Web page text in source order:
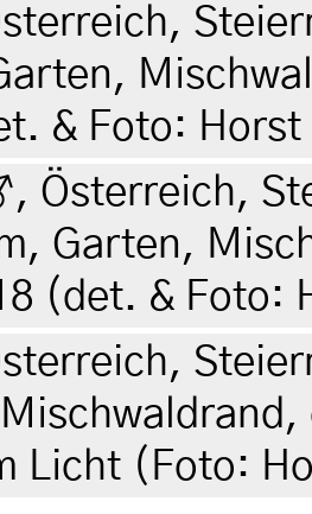
& Foto:
Österreich,
Garten,
(det. & Foto:
Licht (Foto: